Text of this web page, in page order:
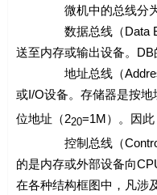
微机中的总线分为数据
数据总线（Data Bus
送至内存或输出设备。
地址总线（Address
或I/O设备。存储器是按
位地址（220=1M）。因
控制总线（Control
的是内存或外部设备向
在各种结构框图中，凡涉